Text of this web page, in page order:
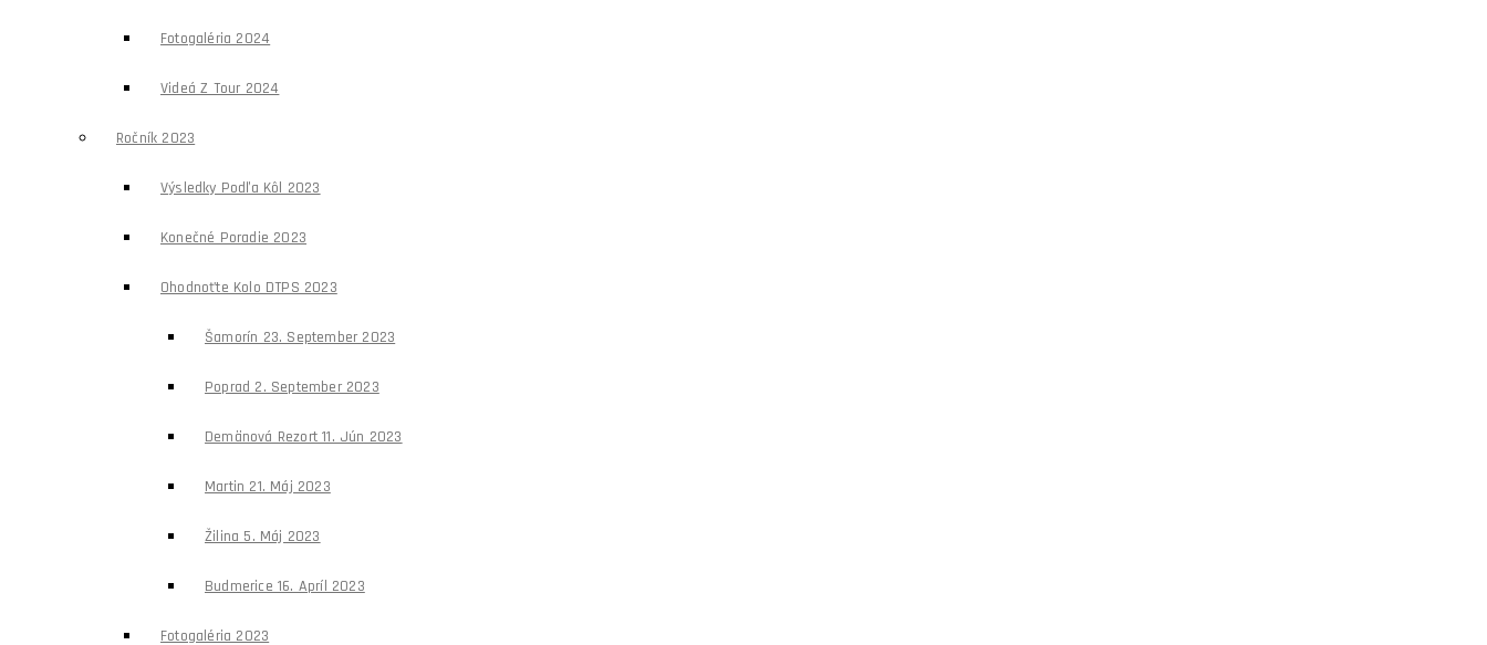
Fotogaléria 2024
Videá Z Tour 2024
Ročník 2023
Výsledky Podľa Kôl 2023
Konečné Poradie 2023
Ohodnoťte Kolo DTPS 2023
Šamorín 23. September 2023
Poprad 2. September 2023
Demänová Rezort 11. Jún 2023
Martin 21. Máj 2023
Žilina 5. Máj 2023
Budmerice 16. Apríl 2023
Fotogaléria 2023